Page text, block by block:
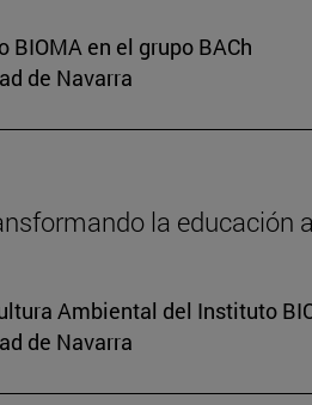
en el grupo BACh
de Navarra
la educación
Ambiental del Instituto
de Navarra